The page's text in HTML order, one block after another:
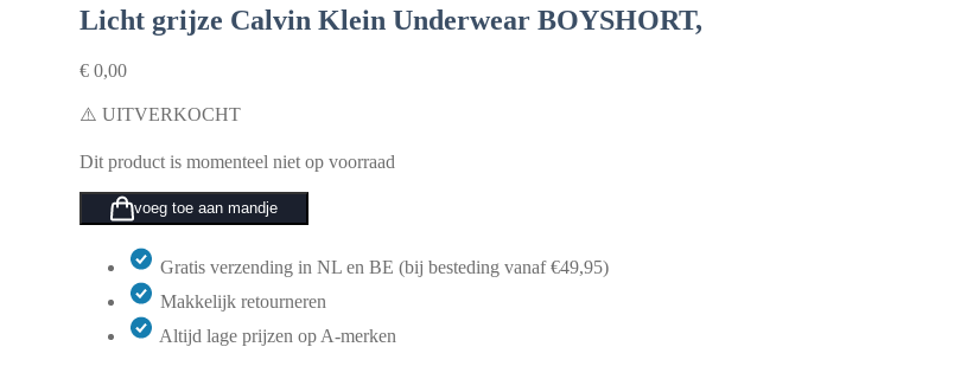
Licht grijze Calvin Klein Underwear BOYSHORT,
€0,00
⚠️ UITVERKOCHT
Dit product is momenteel niet op voorraad
voeg toe aan mandje
Gratis verzending in NL en BE (bij besteding vanaf €49,95)
Makkelijk retourneren
Altijd lage prijzen op A-merken